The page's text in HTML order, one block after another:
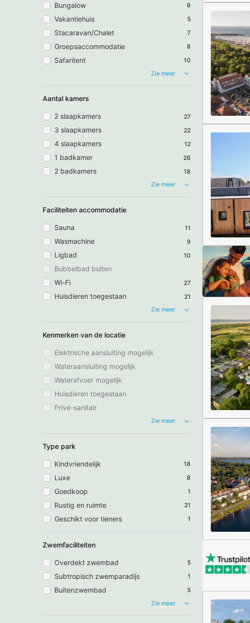
Bungalow 9
Vakantiehuis 5
Stacaravan/Chalet 7
Groepsaccommodatie 8
Safaritent
10
Zie meer
Aantal kamers
2 slaapkamers 27
3 slaapkamers 22
4 slaapkamers 12
1 badkamer 26
2 badkamers
18
Zie meer
Faciliteiten accommodatie
Sauna 11
Wasmachine 9
Ligbad 10
Bubbelbad buiten
Wi-Fi
27
Huisdieren toegestaan
21
Zie meer
Kenmerken van de locatie
Elektrische aansluiting mogelijk
Wateraansluiting mogelijk
Waterafvoer mogelijk
Huisdieren toegestaan
Privé-sanitair
Zie meer
Type park
Kindvriendelijk 18
Luxe 8
Goedkoop 1
Rustig en ruimte 21
Geschikt voor tieners 1
Zwemfaciliteiten
Overdekt zwembad 5
Subtropisch zwemparadijs 1
Buitenzwembad
5
Zie meer